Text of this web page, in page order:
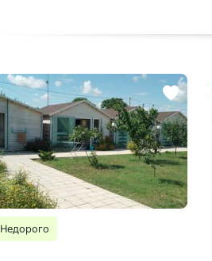
Недорого